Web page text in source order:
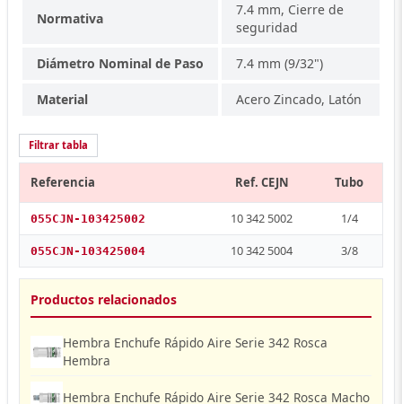
Normativa
7.4 mm, Cierre de
seguridad
Diámetro Nominal de Paso 7.4 mm (9/32")
Material Acero Zincado, Latón
Filtrar tabla
Referencia Ref. CEJN Tubo
055CJN-103425002 10 342 5002 1/4
055CJN-103425004 10 342 5004 3/8
Productos relacionados
Hembra Enchufe Rápido Aire Serie 342 Rosca
Hembra
Hembra Enchufe Rápido Aire Serie 342 Rosca Macho